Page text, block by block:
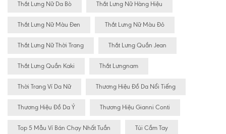
Thắt Lưng Nữ Da Bò Thắt Lưng Nữ Hàng Hiệu
Thắt Lưng Nữ Màu Đen Thắt Lưng Nữ Màu Đỏ
Thắt Lưng Nữ Thời Trang Thắt Lưng Quần Jean
Thắt Lưng Quần Kaki Thắt Lưngnam
Thời Trang Ví Da Nữ Thương Hiệu Đồ Da Nổi Tiếng
Thương Hiệu Đồ Da Ý Thương Hiệu Gianni Conti
Top 5 Mẫu Ví Bán Chạy Nhất Tuần Túi Cầm Tay